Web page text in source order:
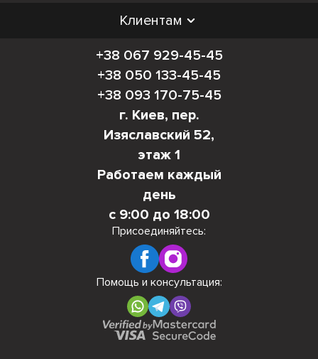
Клиентам
+38 067 929-45-45
+38 050 133-45-45
+38 093 170-75-45
г. Киев, пер.
Изяславский 52,
этаж 1
Работаем каждый
день
с 9:00 до 18:00
Присоединяйтесь:
Помощь и консультация: